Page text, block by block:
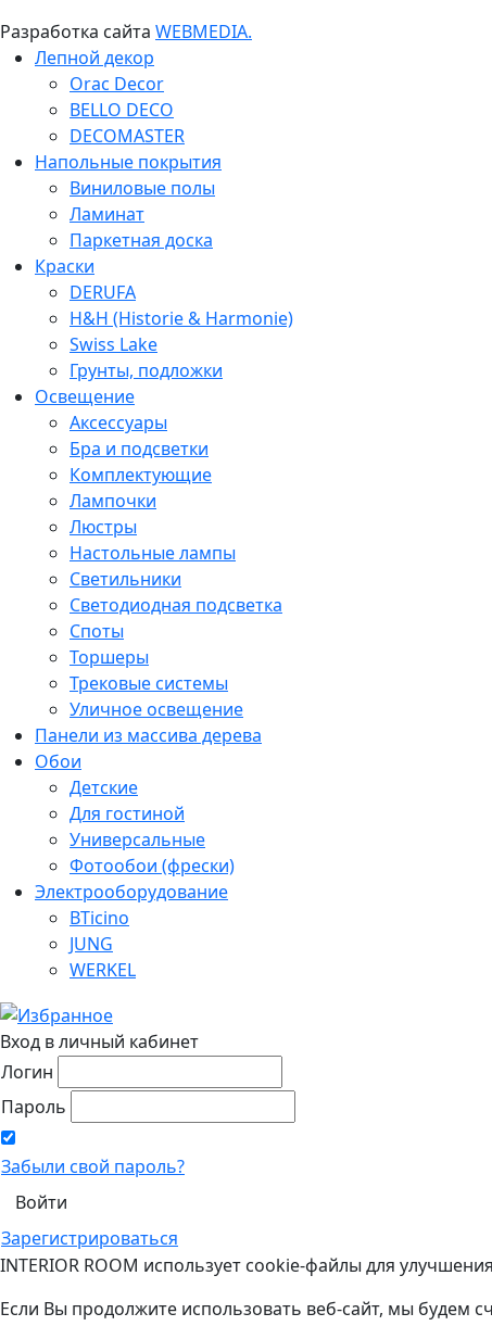
Разработка сайта WEBMEDIA.
Лепной декор
Orac Decor
BELLO DECO
DECOMASTER
Напольные покрытия
Виниловые полы
Ламинат
Паркетная доска
Краски
DERUFA
H&H (Historie & Harmonie)
Swiss Lake
Грунты, подложки
Освещение
Аксессуары
Бра и подсветки
Комплектующие
Лампочки
Люстры
Настольные лампы
Светильники
Светодиодная подсветка
Споты
Торшеры
Трековые системы
Уличное освещение
Панели из массива дерева
Обои
Детские
Для гостиной
Универсальные
Фотообои (фрески)
Электрооборудование
BTicino
JUNG
WERKEL
Вход в личный кабинет
Логин
Пароль
Забыли свой пароль?
Зарегистрироваться
INTERIOR ROOM использует cookie-файлы для
Если Вы продолжите использовать веб-сайт, мы будем